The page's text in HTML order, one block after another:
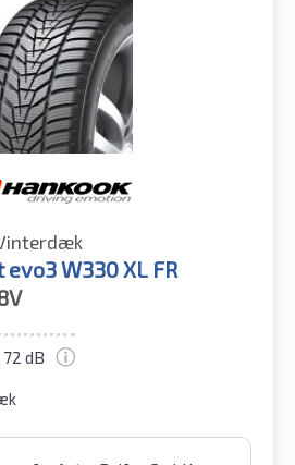
W330 XL FR
72 dB